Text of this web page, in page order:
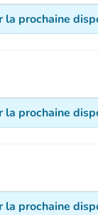
la prochaine
la prochaine
la prochaine